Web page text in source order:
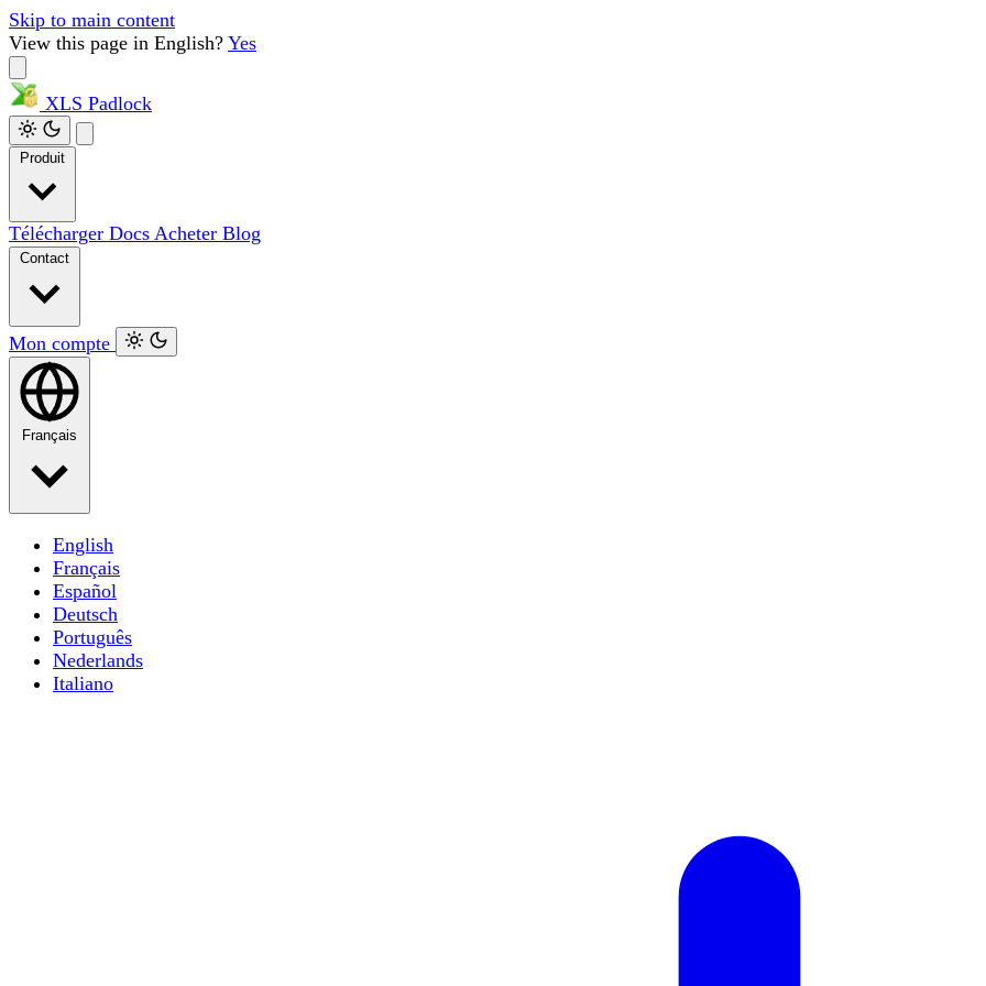
Skip to main content
View this page in English? Yes
XLS Padlock
Télécharger Docs Acheter Blog
Mon compte
Français
English
Français
Español
Deutsch
Português
Nederlands
Italiano